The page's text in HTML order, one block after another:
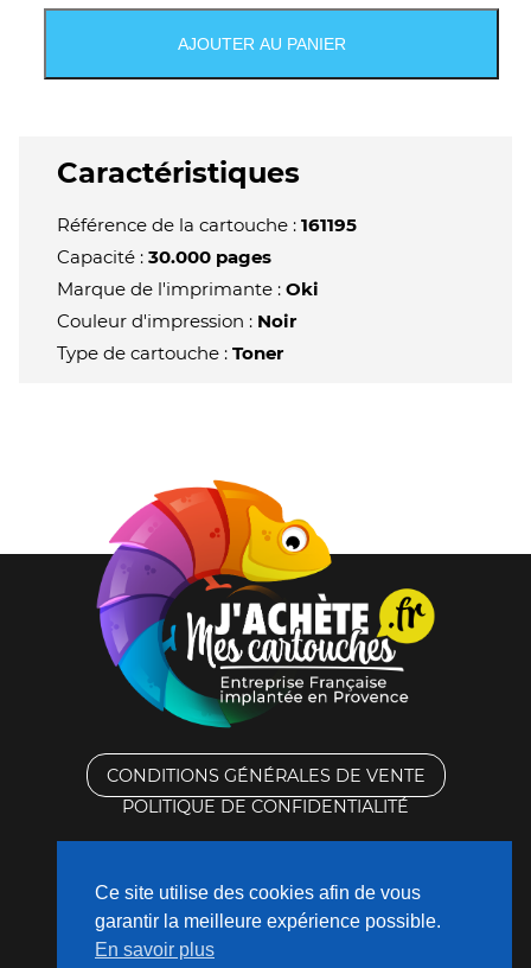
C824/C834/C844
Tambour
46857508
AJOUTER AU PANIER
Caractéristiques
Référence de la cartouche : 161195
Capacité : 30.000 pages
Marque de l'imprimante : Oki
Couleur d'impression : Noir
Type de cartouche : Toner
CONDITIONS GÉNÉRALES DE VENTE
POLITIQUE DE CONFIDENTIALITÉ
CONTACTEZ-NOUS
Ce site utilise des cookies afin de vous
garantir la meilleure expérience possible.
En savoir plus